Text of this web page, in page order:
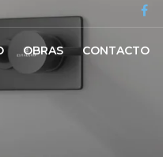
OBRAS CONTACTO